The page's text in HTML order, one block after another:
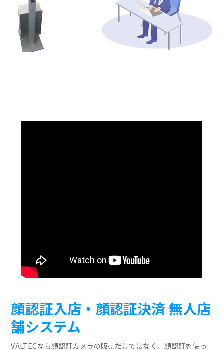
顔認証入店・顔認証決済 無人店
舗システム
VALTECなら顔認証カメラの販売だけではなく、顔認証を使っ